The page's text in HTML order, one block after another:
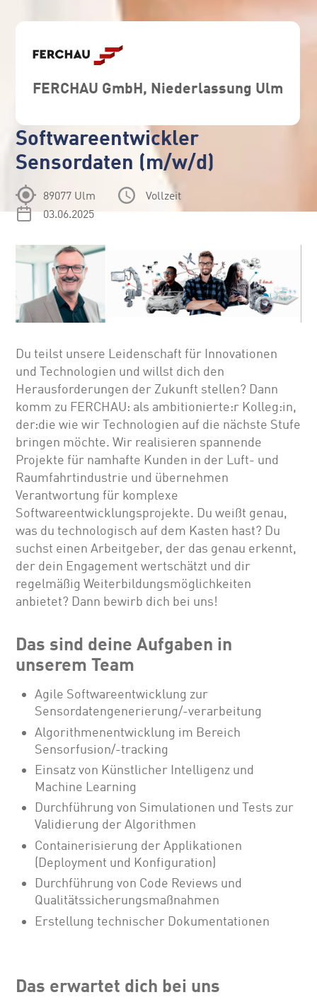
FERCHAU GmbH, Niederlassung Ulm
Softwareentwickler
Sensordaten (m/w/d)
89077 Ulm
Vollzeit
03.06.2025
Du teilst unsere Leidenschaft für Innovationen
und Technologien und willst dich den
Herausforderungen der Zukunft stellen? Dann
komm zu FERCHAU: als ambitionierte:r Kolleg:in,
der:die wie wir Technologien auf die nächste Stufe
bringen möchte. Wir realisieren spannende
Projekte für namhafte Kunden in der Luft- und
Raumfahrtindustrie und übernehmen
Verantwortung für komplexe
Softwareentwicklungsprojekte. Du weißt genau,
was du technologisch auf dem Kasten hast? Du
suchst einen Arbeitgeber, der das genau erkennt,
der dein Engagement wertschätzt und dir
regelmäßig Weiterbildungsmöglichkeiten
anbietet? Dann bewirb dich bei uns!
Das sind deine Aufgaben in
unserem Team
Agile Softwareentwicklung zur
Sensordatengenerierung/-verarbeitung
Algorithmenentwicklung im Bereich
Sensorfusion/-tracking
Einsatz von Künstlicher Intelligenz und
Machine Learning
Durchführung von Simulationen und Tests zur
Validierung der Algorithmen
Containerisierung der Applikationen
(Deployment und Konfiguration)
Durchführung von Code Reviews und
Qualitätssicherungsmaßnahmen
Erstellung technischer Dokumentationen
Das erwartet dich bei uns